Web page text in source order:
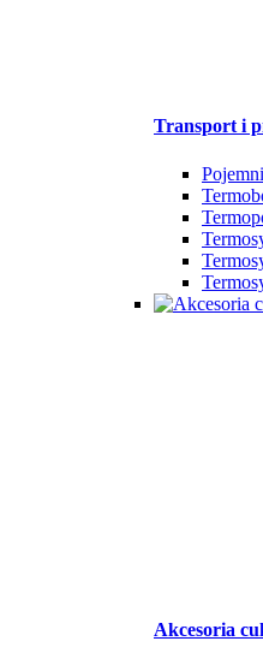
Transport i
Akcesoria